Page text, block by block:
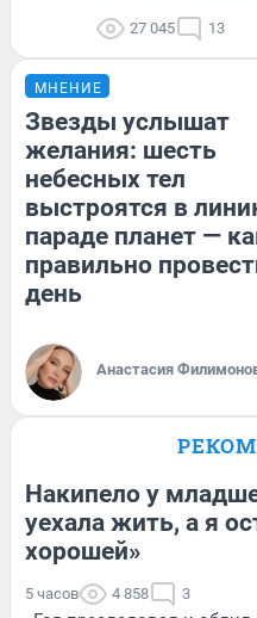
27 045 13
МНЕНИЕ
Звезды услышат
желания: шесть
небесных тел
выстроятся в
параде планет —
правильно
день
Анастасия
Накипело у
уехала жить, а я
хорошей»
5 часов 4 858 3